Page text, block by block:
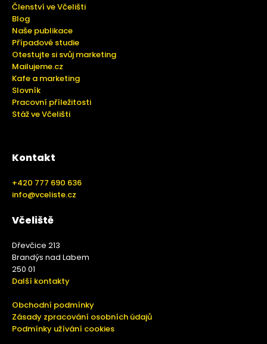
Členství ve Včelišti
Blog
Naše publikace
Případové studie
Otestujte si svůj marketing
Mailujeme.cz
Kafe a marketing
Slovník
Pracovní příležitosti
Stáž ve Včelišti
Kontakt
+420 777 690 636
info@vceliste.cz
Včeliště
Dřevčice 213
Brandýs nad Labem
250 01
Další kontakty
Obchodní podmínky
Zásady zpracování osobních údajů
Podmínky užívání cookies